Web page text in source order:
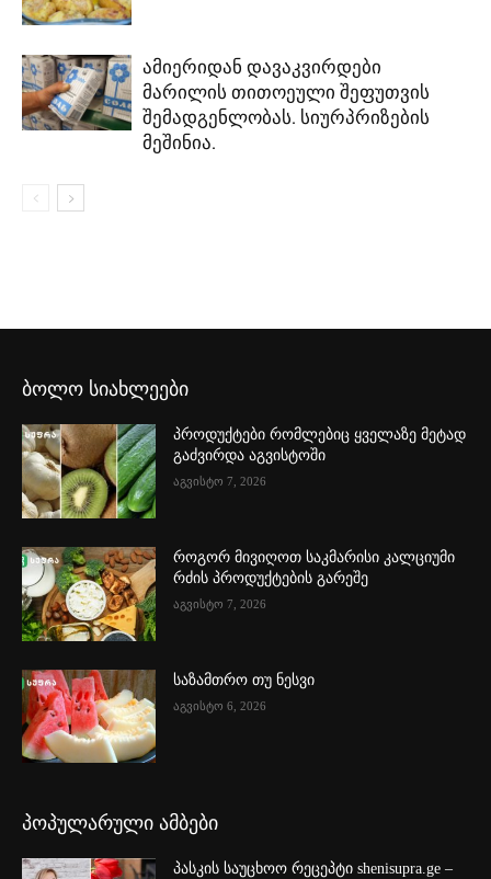
ამიერიდან დავაკვირდები
მარილის თითოეული შეფუთვის
შემადგენლობას. სიურპრიზების
მეშინია.
ბოლო სიახლეები
პროდუქტები რომლებიც ყველაზე მეტად
გაძვირდა აგვისტოში
აგვისტო 7, 2026
როგორ მივიღოთ საკმარისი კალციუმი
რძის პროდუქტების გარეშე
აგვისტო 7, 2026
საზამთრო თუ ნესვი
აგვისტო 6, 2026
პოპულარული ამბები
პასკის საუცხოო რეცეპტი shenisupra.ge –